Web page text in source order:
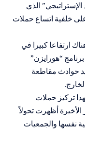
الذي
على خلفية اتساع حملات
ارتفاعا كبيرا في
“هورايزن”
حوادث مقاطعة
فإن عامي 2024 و2025 شهدا تركيز حملات
الأخيرة أظهرت تحولاً
نفسها والجمعيات